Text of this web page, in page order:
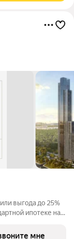
выгода до 25%
ипотеке на
комплексе «Айс
мне